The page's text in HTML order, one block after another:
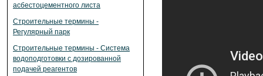
асбестоцементного листа
Строительные термины -
Регулярный парк
Строительные термины - Система
водоподготовки с дозированной
подачей реагентов